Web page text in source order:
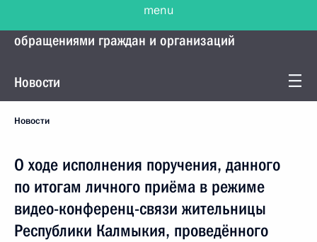
обращениями граждан и организаций
Новости
Новости
О ходе исполнения поручения, данного
по итогам личного приёма в режиме
видео-конференц-связи жительницы
Республики Калмыкия, проведённого